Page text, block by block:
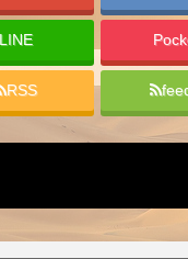
LINE
RSS